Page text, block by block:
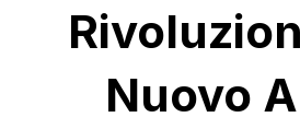
Nuovo